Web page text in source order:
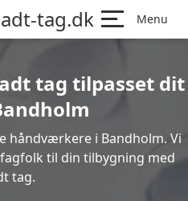
tag.dk Menu
tag tilpasset dit
håndværkere i Bandholm. Vi
til din tilbygning med
tag.